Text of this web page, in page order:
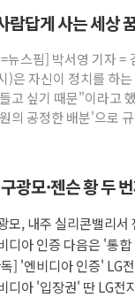
략 만지작…공습 한
간당 최대 50㎜ 폭
참변…60대 환경미화
가서 흉기 난동…60
문에 손해 보는 일
해자 기림의 날 참석
해루질 중 실종 60
머니 흉기 살해 10
에 '뻔뻔' 받아친 정
람답게 사는 세상
뉴스핌] 박서영 기자 =
)은 자신이 정치를 하
고 싶기 때문"이라고
의 공정한 배분'으로
광모·젠슨 황 두
모, 내주 실리콘밸리서
리티 구체화
디아 인증 다음은 '통
] '엔비디아 인증' LG
디아 '입장권' 딴 LG전